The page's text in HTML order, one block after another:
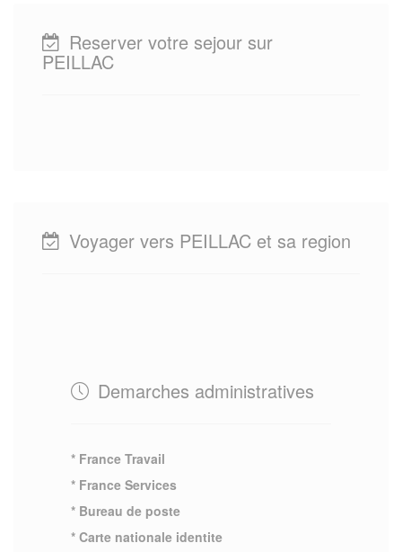
Reserver votre sejour sur
PEILLAC
Voyager vers PEILLAC et sa region
Demarches administratives
* France Travail
* France Services
* Bureau de poste
* Carte nationale identite